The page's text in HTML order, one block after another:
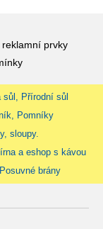
reklamní prvky
sůl, Přírodní sůl
Pomníky
sloupy.
a eshop s kávou
Posuvné brány